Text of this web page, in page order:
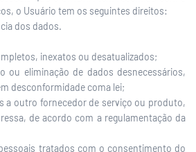
o Usuário tem os seguintes direitos:
dos dados.
inexatos ou desatualizados;
ou eliminação de dados desnecessários,
desconformidade coma lei;
a outro fornecedor de serviço ou produto,
de acordo com a regulamentação da
tratados com o consentimento do